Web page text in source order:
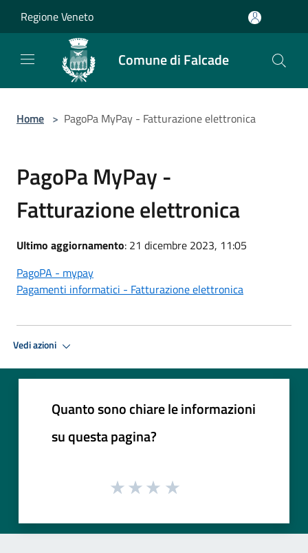
Regione Veneto
Comune di Falcade
Home > PagoPa MyPay - Fatturazione elettronica
PagoPa MyPay -
Fatturazione elettronica
Ultimo aggiornamento: 21 dicembre 2023, 11:05
PagoPA - mypay
Pagamenti informatici - Fatturazione elettronica
Vedi azioni
Quanto sono chiare le informazioni
su questa pagina?